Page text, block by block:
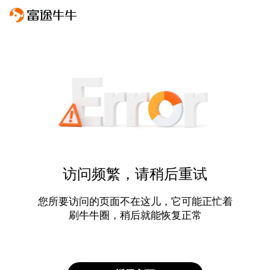
访问频繁，请稍后重试
您所要访问的页面不在这儿，它可能正忙着
刷牛牛圈，稍后就能恢复正常